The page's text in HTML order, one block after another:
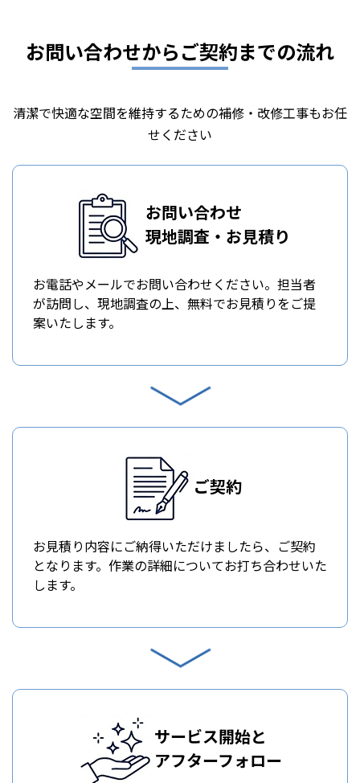
お問い合わせからご契約までの流れ
清潔で快適な空間を維持するための補修・改修工事もお任
せください
お問い合わせ
現地調査・お見積り
お電話やメールでお問い合わせください。担当者
が訪問し、現地調査の上、無料でお見積りをご提
案いたします。
ご契約
お見積り内容にご納得いただけましたら、ご契約
となります。作業の詳細についてお打ち合わせいた
します。
サービス開始と
アフターフォロー